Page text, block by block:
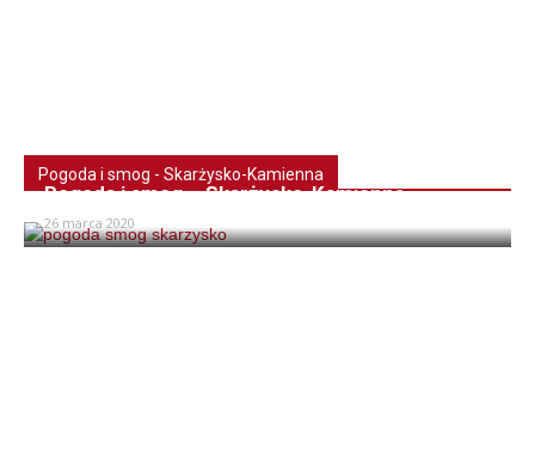
Pogoda i smog - Skarżysko-Kamienna
Pogoda i smog – Skarżysko-Kamienna
26 marca 2020